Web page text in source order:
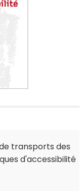
transports des
d'accessibilité